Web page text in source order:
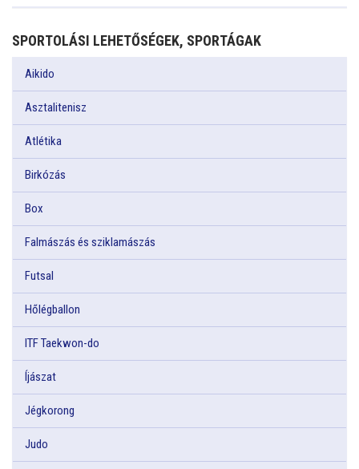
SPORTOLÁSI LEHETŐSÉGEK, SPORTÁGAK
Aikido
Asztalitenisz
Atlétika
Birkózás
Box
Falmászás és sziklamászás
Futsal
Hőlégballon
ITF Taekwon-do
Íjászat
Jégkorong
Judo